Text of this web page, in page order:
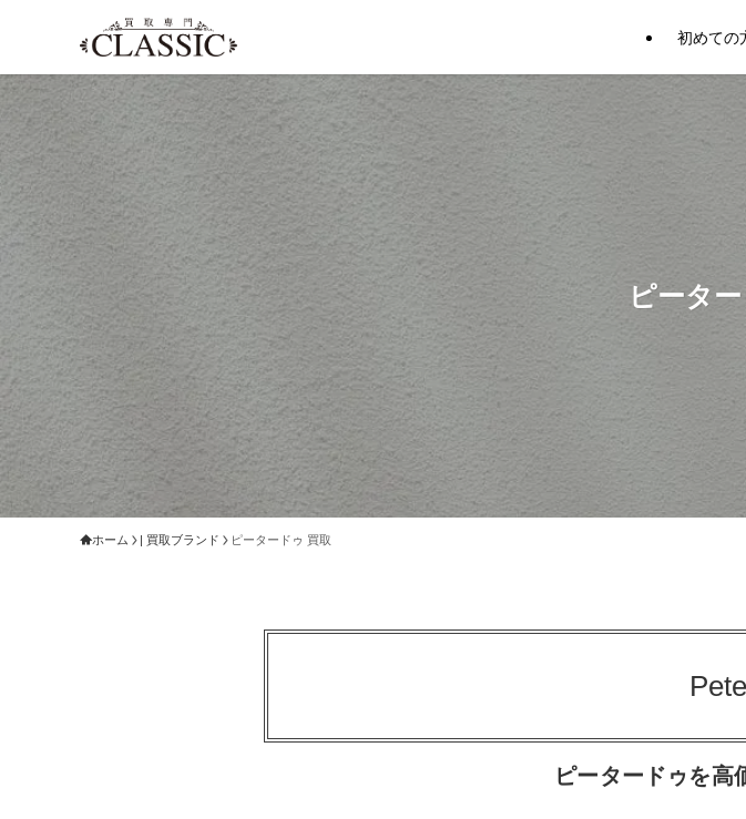
初めての
ピータ
ホーム | 買取ブランド ピータードゥ 買取
ピータードゥを高